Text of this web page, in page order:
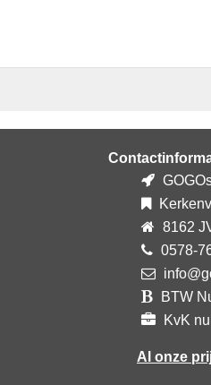
8162
0578-
BTW
KvK
Al onze